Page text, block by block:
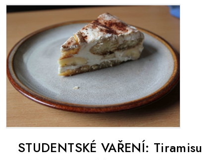
STUDENTSKÉ VAŘENÍ: Tiramisu